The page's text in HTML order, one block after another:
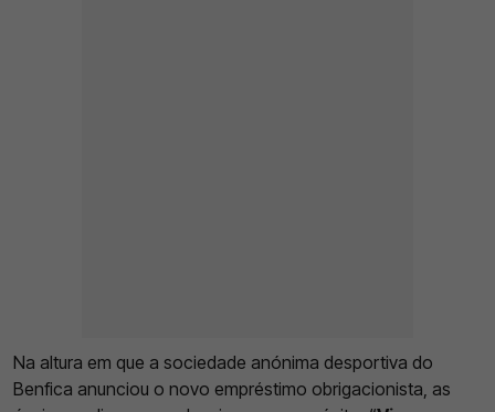
Na altura em que a sociedade anónima desportiva do
Benfica anunciou o novo empréstimo obrigacionista, as